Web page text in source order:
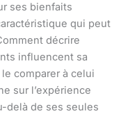
ses bienfaits
qui peut
décrire
influencent sa
comparer à celui
sur l’expérience
delà de ses seules